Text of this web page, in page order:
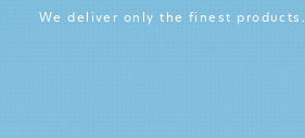
We deliver only the finest products.